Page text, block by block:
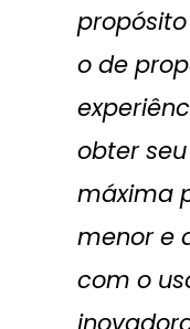
o de
obter
máxima
menor e
com o